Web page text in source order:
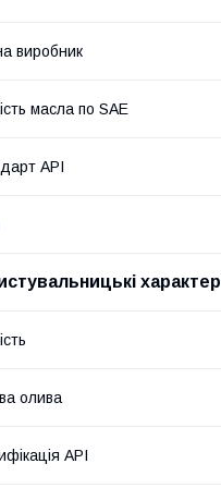
виробник
масла по SAE
API
олива
API